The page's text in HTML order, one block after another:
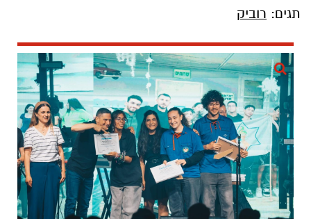
קרדיט: עדן זמר
מתחם ה"מיוזיק סיטי" בבאר שבע לבש לאחרונה